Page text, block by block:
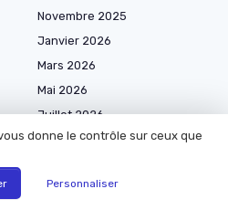
Novembre 2025
Janvier 2026
Mars 2026
Mai 2026
Juillet 2026
donne le contrôle sur ceux que
Personnaliser